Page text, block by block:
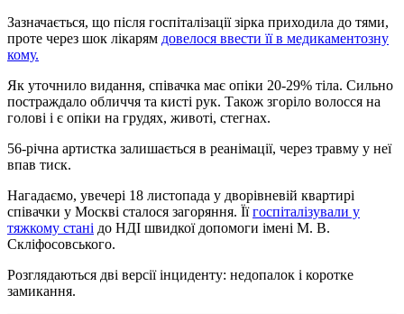
Зазначається, що після госпіталізації зірка приходила до тями,
проте через шок лікарям довелося ввести її в медикаментозну
кому.
Як уточнило видання, співачка має опіки 20-29% тіла. Сильно
постраждало обличчя та кисті рук. Також згоріло волосся на
голові і є опіки на грудях, животі, стегнах.
56-річна артистка залишається в реанімації, через травму у неї
впав тиск.
Нагадаємо, увечері 18 листопада у дворівневій квартирі
співачки у Москві сталося загоряння. Їїгоспіталізували у
тяжкому стані до НДІ швидкої допомоги імені М. В.
Скліфосовського.
Розглядаються дві версії інциденту: недопалок і коротке
замикання.